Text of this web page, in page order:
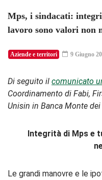
Mps, i sindacati:
lavoro sono valori non
Aziende e territori 9 Giugno
Di seguito il comunicato
Coordinamento di Fabi,
Unisin in Banca Monte
Integrità di Mps e
Le grandi manovre e le